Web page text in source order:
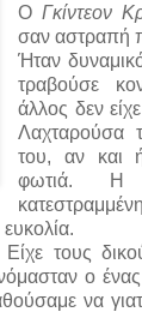
Ο Γκίντεον
σαν αστραπή
Ήταν
τραβούσε
άλλος δεν
Λαχταρούσα
του, αν και
φωτιά.
τους
ο
να